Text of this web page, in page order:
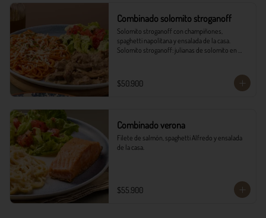
Combinado solomito stroganoff
Solomito stroganoff con champiñones,
spaghetti napolitana y ensalada de la casa.
Solomito stroganoff: julianas de solomito en
$50.900
Combinado verona
Filete de salmón, spaghetti Alfredo y ensalada
de la casa.
$55.900